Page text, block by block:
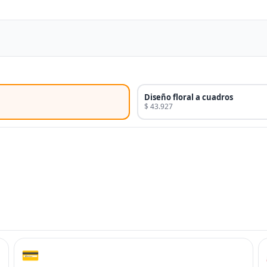
Diseño floral a cuadros
$ 43.927
💳